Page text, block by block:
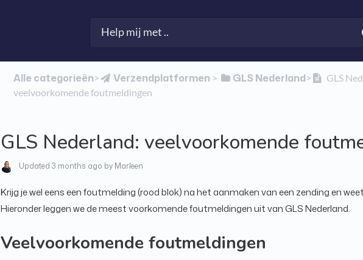
Alle categorieën​>​ ​Verzendplatformen ​ > ​ ​GLS Nederland​>​
GLS
veelvoorkomende foutmeldingen
GLS Nederland: veelvoorkomende
Updated 3 months ago by Marleen
Krijg je wel eens een foutmelding (rood blok) na het aanmaken van een zending en
Hieronder leggen we de meest voorkomende foutmeldingen uit van GLS Nederland.
Veelvoorkomende foutmeldingen